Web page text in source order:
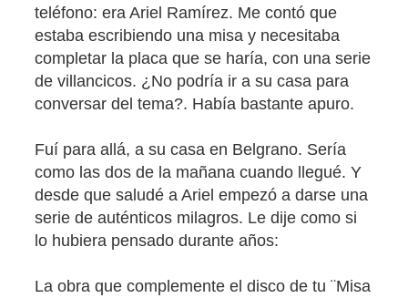
teléfono: era Ariel Ramírez. Me contó que
estaba escribiendo una misa y necesitaba
completar la placa que se haría, con una serie
de villancicos. ¿No podría ir a su casa para
conversar del tema?. Había bastante apuro.
Fuí para allá, a su casa en Belgrano. Sería
como las dos de la mañana cuando llegué. Y
desde que saludé a Ariel empezó a darse una
serie de auténticos milagros. Le dije como si
lo hubiera pensado durante años:
La obra que complemente el disco de tu ¨Misa